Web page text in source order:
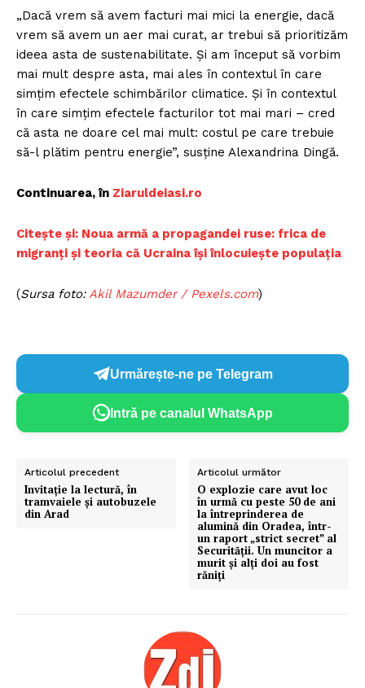
„Dacă vrem să avem facturi mai mici la energie, dacă
vrem să avem un aer mai curat, ar trebui să prioritizăm
ideea asta de sustenabilitate. Și am început să vorbim
mai mult despre asta, mai ales în contextul în care
simțim efectele schimbărilor climatice. Și în contextul
în care simțim efectele facturilor tot mai mari – cred
că asta ne doare cel mai mult: costul pe care trebuie
să-l plătim pentru energie”, susține Alexandrina Dingă.
Continuarea, în Ziaruldeiasi.ro
Citește și: Noua armă a propagandei ruse: frica de
migranți și teoria că Ucraina își înlocuiește populația
(Sursa foto:Akil Mazumder / Pexels.com)
Urmărește-ne pe Telegram
Intră pe canalul WhatsApp
Articolul precedent
Invitație la lectură, în
tramvaiele și autobuzele
din Arad
Articolul următor
O explozie care avut loc
în urmă cu peste 50 de ani
la întreprinderea de
alumină din Oradea, într-
un raport „strict secret” al
Securității. Un muncitor a
murit și alți doi au fost
răniți